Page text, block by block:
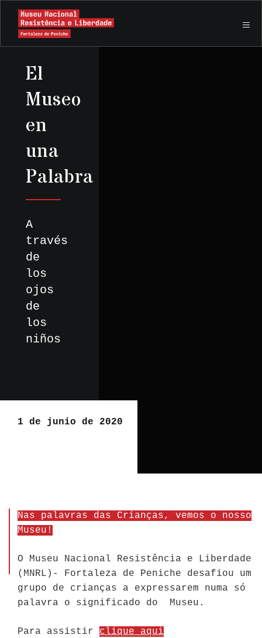
El
Museo
en
una
Palabra
A
través
de
los
ojos
de
los
niños
1 de junio de 2020
Nas palavras das Crianças, vemos o nosso
Museu!
O Museu Nacional Resistência e Liberdade
(MNRL)- Fortaleza de Peniche desafiou um
grupo de crianças a expressarem numa só
palavra o significado do Museu.
Para assistir clique aqui